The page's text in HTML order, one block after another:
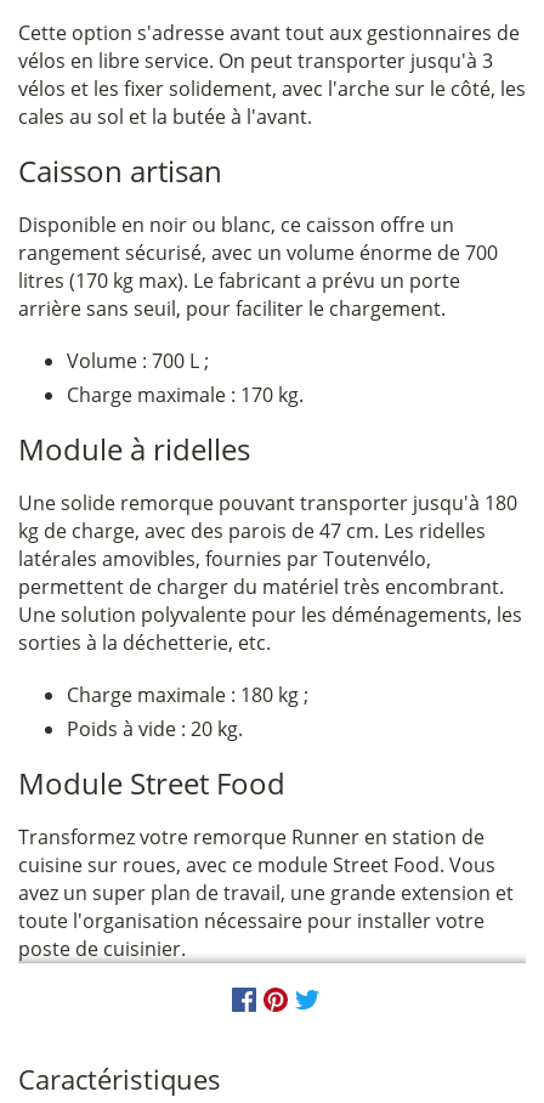
Cette option s'adresse avant tout aux gestionnaires de
vélos en libre service. On peut transporter jusqu'à 3
vélos et les fixer solidement, avec l'arche sur le côté, les
cales au sol et la butée à l'avant.
Caisson artisan
Disponible en noir ou blanc, ce caisson offre un
rangement sécurisé, avec un volume énorme de 700
litres (170 kg max). Le fabricant a prévu un porte
arrière sans seuil, pour faciliter le chargement.
Volume : 700 L ;
Charge maximale : 170 kg.
Module à ridelles
Une solide remorque pouvant transporter jusqu'à 180
kg de charge, avec des parois de 47 cm. Les ridelles
latérales amovibles, fournies par Toutenvélo,
permettent de charger du matériel très encombrant.
Une solution polyvalente pour les déménagements, les
sorties à la déchetterie, etc.
Charge maximale : 180 kg ;
Poids à vide : 20 kg.
Module Street Food
Transformez votre remorque Runner en station de
cuisine sur roues, avec ce module Street Food. Vous
avez un super plan de travail, une grande extension et
toute l'organisation nécessaire pour installer votre
poste de cuisinier.
Caractéristiques